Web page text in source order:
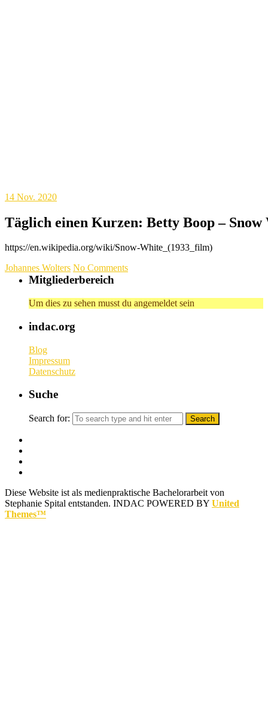
14 Nov. 2020
Täglich einen Kurzen: Betty Boop – Snow
https://en.wikipedia.org/wiki/Snow-White_(1933_film)
Johannes Wolters No Comments
Mitgliederbereich
Um dies zu sehen musst du angemeldet sein
indac.org
Blog
Impressum
Datenschutz
Suche
Search for:
Diese Website ist als medienpraktische Bachelorarbeit von
Stephanie Spital entstanden. INDAC POWERED BY United
Themes™